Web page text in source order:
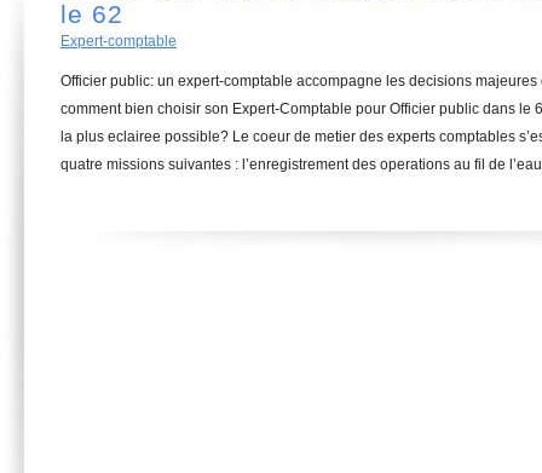
le 62
Expert-comptable
Officier public: un expert-comptable accompagne les decisions
comment bien choisir son Expert-Comptable pour Officier public dans le
la plus eclairee possible? Le coeur de metier des experts comptables
quatre missions suivantes : l’enregistrement des operations au fil de